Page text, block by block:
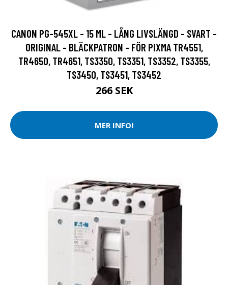
CANON PG-545XL - 15 ML - LÅNG LIVSLÄNGD - SVART -
ORIGINAL - BLÄCKPATRON - FÖR PIXMA TR4551,
TR4650, TR4651, TS3350, TS3351, TS3352, TS3355,
TS3450, TS3451, TS3452
266 SEK
MER INFO!